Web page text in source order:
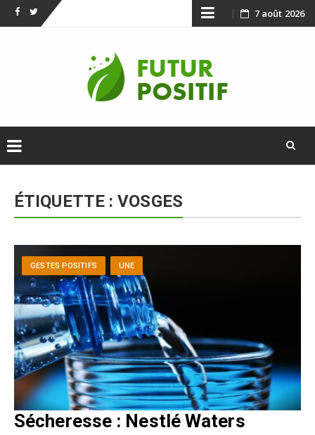
FacebookTwitter Skip
content
7 août 2026
contentÉTIQUETTE :VOSGES
GESTES POSITIFS UNE
Sécheresse : Nestlé Waters